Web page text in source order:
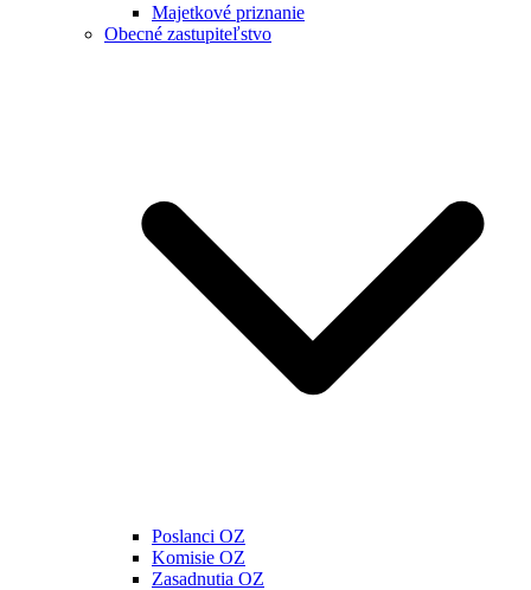
Majetkové priznanie
Obecné zastupiteľstvo
Poslanci OZ
Komisie OZ
Zasadnutia OZ